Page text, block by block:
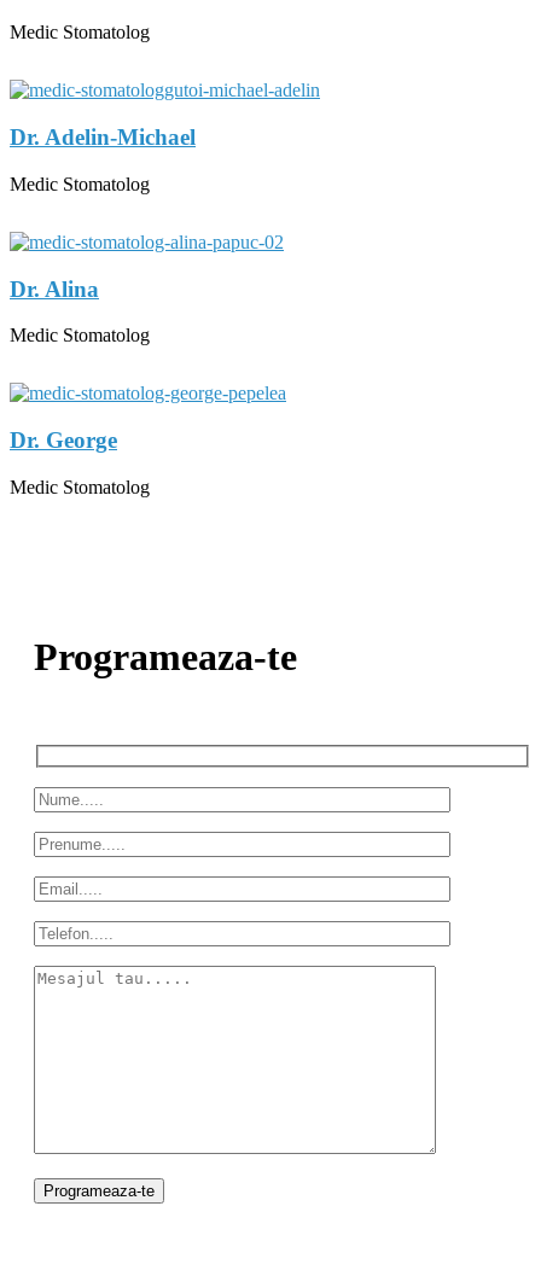
Medic Stomatolog
Dr. Adelin-Michael
Medic Stomatolog
Dr. Alina
Medic Stomatolog
Dr. George
Medic Stomatolog
Programeaza-te